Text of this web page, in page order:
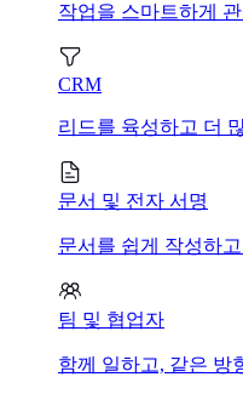
작업을 스마트하게
CRM
리드를 육성하고 더
문서 및 전자 서명
문서를 쉽게 작성하
팀 및 협업자
함께 일하고, 같은 방